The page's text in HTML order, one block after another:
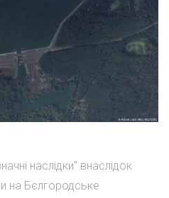
наслідки" внаслідок
на Бєлгородське